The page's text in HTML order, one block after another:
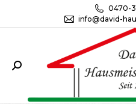
0470-
info@david-